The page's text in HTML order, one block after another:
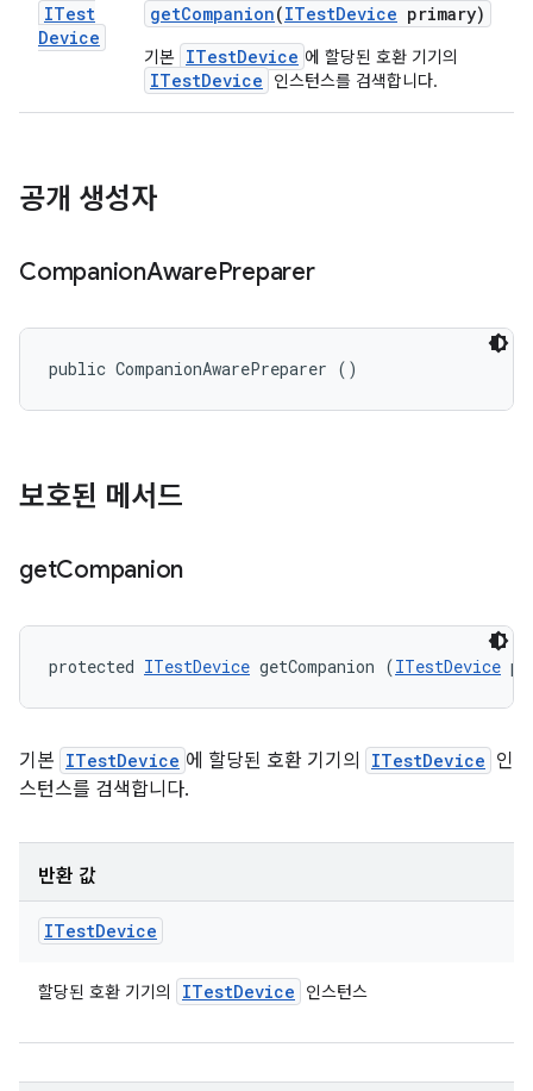
ITest
Device
getCompanion(ITestDevice primary)
기본 ITestDevice 에 할당된 호환 기기의
ITestDevice 인스턴스를 검색합니다.
공개 생성자
CompanionAwarePreparer
public CompanionAwarePreparer ()
보호된 메서드
getCompanion
protected ITestDevice getCompanion (ITestDevice
기본 ITestDevice 에 할당된 호환 기기의 ITestDevice 인
스턴스를 검색합니다.
반환 값
ITestDevice
할당된 호환 기기의 ITestDevice 인스턴스